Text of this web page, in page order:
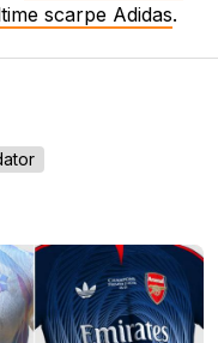
scarpe Adidas.